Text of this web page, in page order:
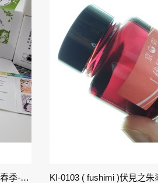
1-立春 Beginning of Spring IWI -春季-24節氣色澤鋼筆墨水